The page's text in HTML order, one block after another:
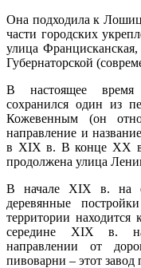
Она подходила к
части городских
улица
Губернаторской
В настоящее время
сохранился один из
Кожевенным (он
направление и
в XIX в. В конце XX
продолжена улица
В начале XIX в. на
деревянные
территории находится
середине XIX в.
направлении от
пивоварни – этот